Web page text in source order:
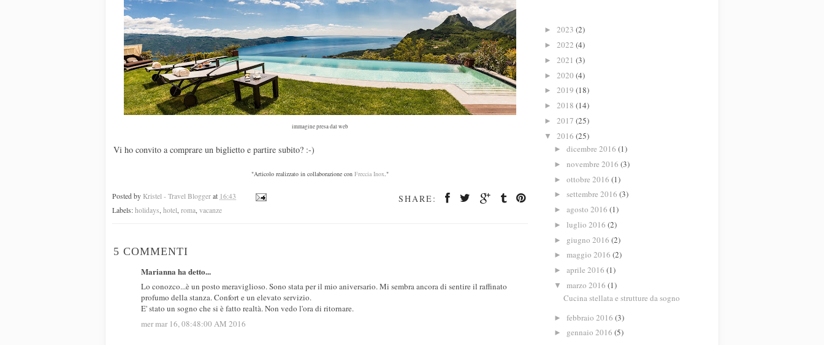
immagine presa dal web
Vi ho convito a comprare un biglietto e partire subito? :-)
"Articolo realizzato in collaborazione con Freccia Inox ."
SHARE:
Posted by Kristel - Travel Blogger at 16:43
Labels: holidays hotel roma vacanze
5 COMMENTI
Marianna ha detto...
Lo conozco...è un posto meraviglioso. Sono stata per il mio aniversario. Mi sembra ancora di sentire il raffinato
profumo della stanza. Confort e un elevato servizio.
E' stato un sogno che si è fatto realtà. Non vedo l'ora di ritornare.
mer mar 16, 08:48:00 AM 2016
► 2023 (2)
► 2022 (4)
► 2021 (3)
► 2020 (4)
► 2019 (18)
► 2018 (14)
► 2017 (25)
▼ 2016 (25)
► dicembre 2016 (1)
► novembre 2016 (3)
► ottobre 2016 (1)
► settembre 2016 (3)
► agosto 2016 (1)
► luglio 2016 (2)
► giugno 2016 (2)
► maggio 2016 (2)
► aprile 2016 (1)
▼ marzo 2016 (1)
Cucina stellata e strutture da sogno
► febbraio 2016 (3)
► gennaio 2016 (5)